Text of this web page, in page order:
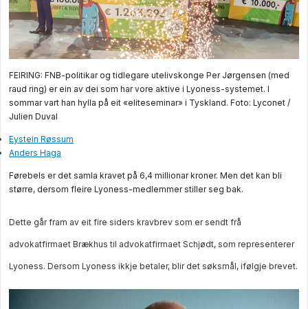
FEIRING: FNB-politikar og tidlegare utelivskonge Per Jørgensen (med
raud ring) er ein av dei som har vore aktive i Lyoness-systemet. I
sommar vart han hylla på eit «eliteseminar» i Tyskland. Foto: Lyconet /
Julien Duval
Eystein Røssum
Anders Haga
Førebels er det samla kravet på 6,4 millionar kroner. Men det kan bli
større, dersom fleire Lyoness-medlemmer stiller seg bak.
Dette går fram av eit fire siders kravbrev som er sendt frå
advokatfirmaet Brækhus til advokatfirmaet Schjødt, som representerer
Lyoness. Dersom Lyoness ikkje betaler, blir det søksmål, ifølgje brevet.